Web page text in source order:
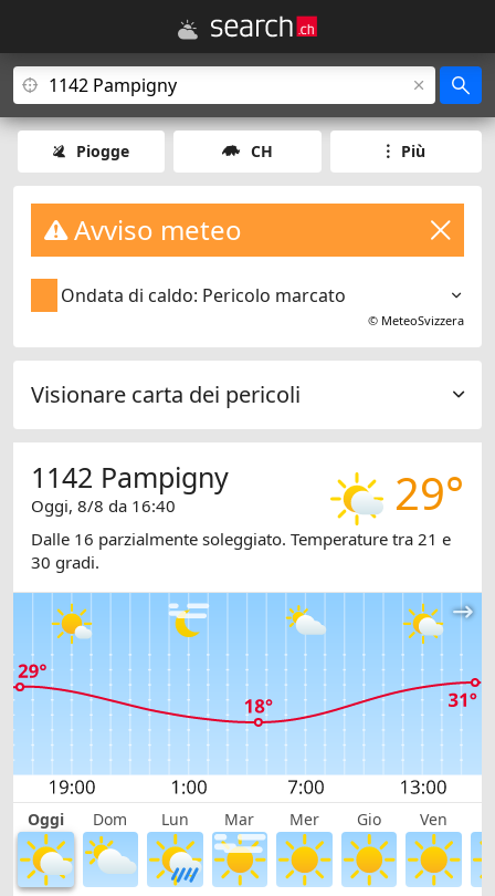
Piogge CH Più
Avviso meteo
Ondata di caldo: Pericolo marcato
© MeteoSvizzera
Visionare carta dei pericoli
29°
1142 Pampigny
Oggi, 8/8 da 16:40
Dalle 16 parzialmente soleggiato. Temperature tra 21 e
30 gradi.
Oggi Dom Lun Mar Mer Gio Ven